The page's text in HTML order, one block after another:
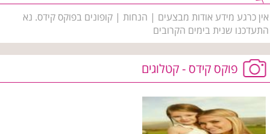
אין כרגע מידע אודות מבצעים | הנחות | קופונים בפוקס קידס. נא
התעדכנו שנית בימים הקרובים
פוקס קידס - קטלוגים